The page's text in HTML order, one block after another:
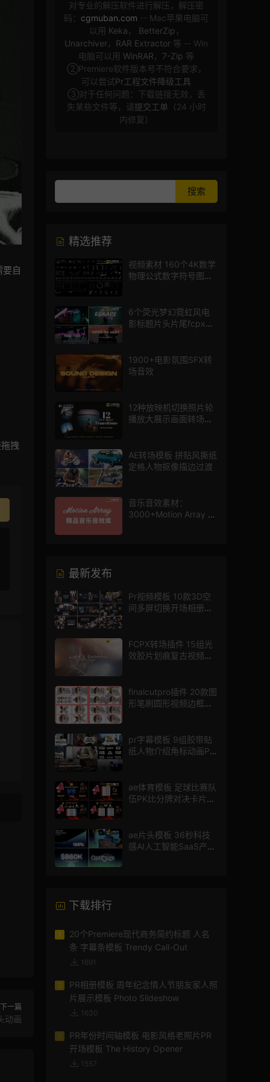
自
拽
下一篇
动画
对专业的解压软件进行解压，解压密
码： cgmuban.com -- Mac苹果电脑可
以用 Keka ， BetterZip ，
Unarchiver， RAR Extractor 等 -- Win
电脑可以用 WinRAR ， 7-Zip 等
②Premiere软件版本号不符合要求，
可以尝试Pr工程文件降级工具
③对于任何问题：下载链接无效，丢
失某些文件等，请提交工单 （24 小时
内修复）
精选推荐
视频素材 160个4K数学
物理公式数字符号图标
6个荧光梦幻霓虹风电
影标题片头片尾fcpx插
1900+电影氛围SFX转
场音效
12种放映机切换照片轮
播放大展示画面转场动
AE转场模板 拼贴风撕纸
定格人物抠像描边过渡
音乐音效素材：
3000+Motion Array 影
最新发布
Pr视频模板 10款3D空
间多屏切换开场相册视
FCPX转场插件 15组光
效胶片划痕复古视频过
finalcutpro插件 20款图
形笔刷圆形视频边框遮
pr字幕模板 9组胶带贴
纸人物介绍角标动画PR
ae体育模板 足球比赛队
伍PK比分牌对决卡片球
ae片头模板 36秒科技
感AI人工智能SaaS产品
下载排行
1
20个Premiere现代商务简约标题 人名
条 字幕条模板 Trendy Call-Out
1691
2
PR相册模板 周年纪念情人节朋友家人照
片展示模板 Photo Slideshow
1630
3
PR年份时间轴模板 电影风格老照片PR
开场模板 The History Opener
1557